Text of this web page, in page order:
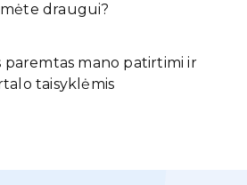
draugui?
paremtas mano patirtimi ir
taisyklėmis